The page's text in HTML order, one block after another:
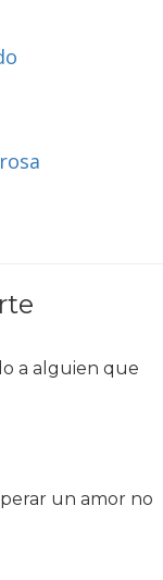
a alguien que
un amor no